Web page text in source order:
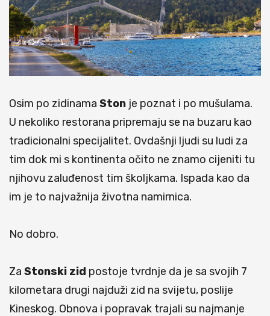
Osim po zidinama Ston je poznat i po mušulama.
U nekoliko restorana pripremaju se na buzaru kao
tradicionalni specijalitet. Ovdašnji ljudi su ludi za
tim dok mi s kontinenta očito ne znamo cijeniti tu
njihovu zaluđenost tim školjkama. Ispada kao da
im je to najvažnija životna namirnica.
No dobro.
Za Stonski zid postoje tvrdnje da je sa svojih 7
kilometara drugi najduži zid na svijetu, poslije
Kineskog. Obnova i popravak trajali su najmanje